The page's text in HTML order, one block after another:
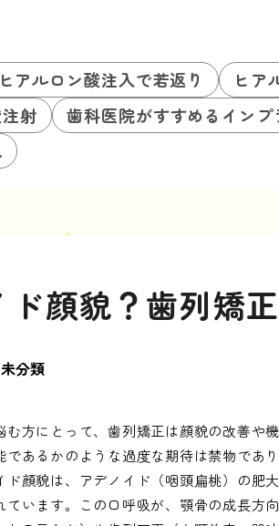
ヒアルロン酸注入で若返り
ヒア
射
歯科医院がすすめるインプ
ド顔貌？歯列矯
未分類
む方にとって、歯列矯正は顔貌の改善や
であるかのような過度な期待は禁物であ
ド顔貌は、アデノイド（咽頭扁桃）の肥
ています。この口呼吸が、顎骨の成長方